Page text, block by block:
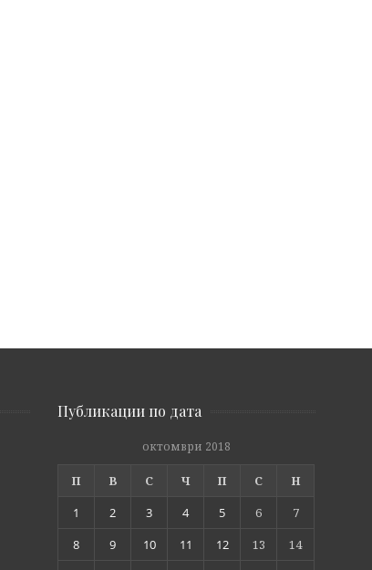
Публикации по дата
октомври 2018
П В С Ч П С
Н
1
2 3 4 5 6
7
8
9 10 11 12 13
14